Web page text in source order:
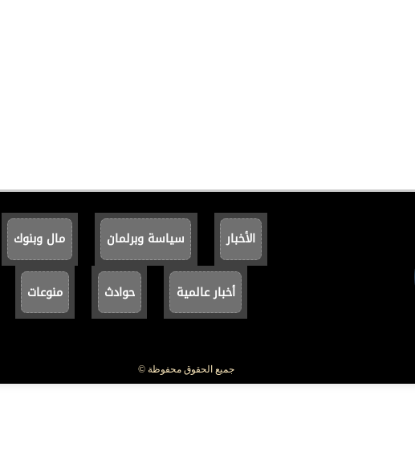
الأخبار سياسة وبرلمان مال وبنوك
أخبار عالمية حوادث منوعات
جميع الحقوق محفوظة ©